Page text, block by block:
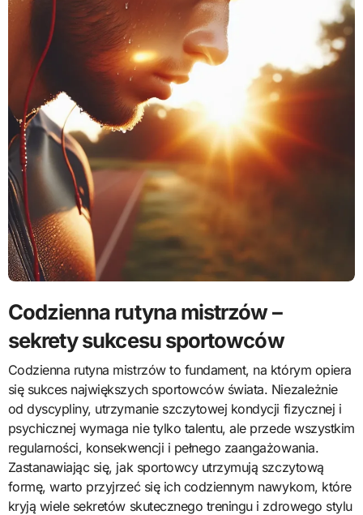
Codzienna rutyna mistrzów –
sekrety sukcesu sportowców
Codzienna rutyna mistrzów to fundament, na którym opiera
się sukces największych sportowców świata. Niezależnie
od dyscypliny, utrzymanie szczytowej kondycji fizycznej i
psychicznej wymaga nie tylko talentu, ale przede wszystkim
regularności, konsekwencji i pełnego zaangażowania.
Zastanawiając się, jak sportowcy utrzymują szczytową
formę, warto przyjrzeć się ich codziennym nawykom, które
kryją wiele sekretów skutecznego treningu i zdrowego stylu